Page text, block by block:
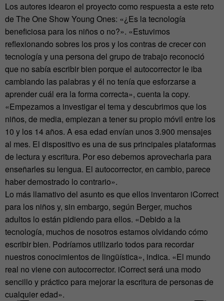
Los autores idearon el proyecto como respuesta a este reto
de The One Show Young Ones: «¿Es la tecnología
beneficiosa para los niños o no?». «Estuvimos
reflexionando sobres los pros y los contras de crecer con
tecnología y una persona del grupo de trabajo reconoció
que no sabía escribir bien porque el autocorrector le iba
cambiando las palabras y él no tenía que esforzarse a
aprender cuál era la forma correcta», cuenta la copy.
«Empezamos a investigar el tema y descubrimos que los
niños, de media, empiezan a tener su propio móvil entre los
10 y los 14 años. A esa edad envían unos 3.900 mensajes
al mes. El dispositivo es una de sus principales plataformas
de lectura y escritura. Por eso debemos aprovecharla para
enseñarles su lengua. El autocorrector, en cambio, parece
haber demostrado lo contrario».
Lo más llamativo del asunto es que ellos inventaron iCorrect
para los niños y, sin embargo, según Berger, muchos
adultos lo están pidiendo para ellos. «Debido a la
tecnología, muchos de nosotros estamos olvidando cómo
escribir bien. Podríamos utilizarlo todos para recordar
nuestros conocimientos de lingüística», indica. «El mundo
real no viene con autocorrector. iCorrect será una modo
sencillo y práctico para mejorar la escritura de personas de
cualquier edad».